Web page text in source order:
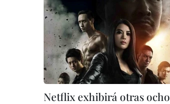
Netflix exhibirá otras ocho